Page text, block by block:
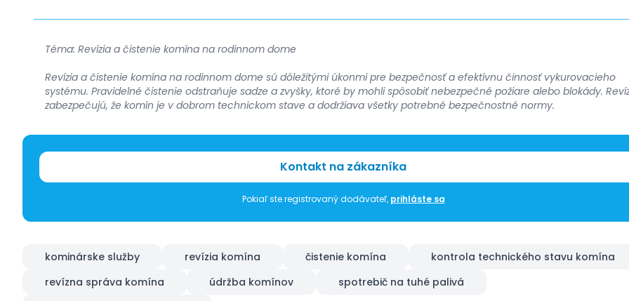
Téma: Revízia a čistenie komína na rodinnom dome
Revízia a čistenie komína na rodinnom dome sú dôležitými úkonmi pre bezpečnosť a efektívnu činnosť vykurovacieho
systému. Pravidelné čistenie odstraňuje sadze a zvyšky, ktoré by mohli spôsobiť nebezpečné požiare alebo blokády.
zabezpečujú, že komín je v dobrom technickom stave a dodržiava všetky potrebné bezpečnostné normy.
Kontakt na zákazníka
Pokiaľ ste registrovaný dodávateľ, prihláste sa
kominárske služby revízia komína čistenie komína
kontrola technického stavu komína
revízna správa komína
údržba komínov
spotrebič na tuhé palivá